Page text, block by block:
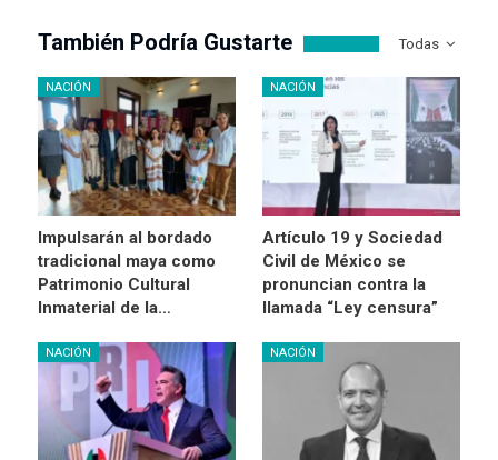
Todas
También Podría Gustarte
NACIÓN
Impulsarán al bordado
tradicional maya como
Patrimonio Cultural
Inmaterial de la…
NACIÓN
Artículo 19 y Sociedad
Civil de México se
pronuncian contra la
llamada “Ley censura”
NACIÓN NACIÓN